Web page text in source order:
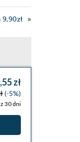
9,90zł
zł
(-5%)
30 dni